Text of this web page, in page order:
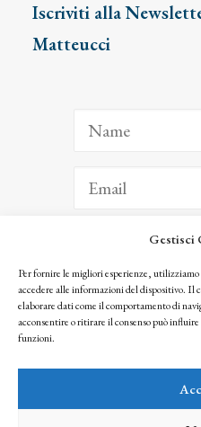
Gestisci
Per fornire le migliori esperienze,
accedere alle informazioni del dispositivo. Il
elaborare dati come il comportamento di
acconsentire o ritirare il consenso può
funzioni.
Iscriviti alla
Matteucci
Facendo clic per iscriverti, riconosci che
seguendo la nostra Privacy Policy
© 2025 Istituto Matteucci. All right reserved
l’autorizzazione scritta dei proprietari dei